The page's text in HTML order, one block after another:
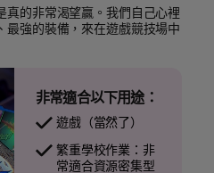
真的非常渴望贏。我們自己心裡
最強的裝備，來在遊戲競技場中
非常適合以下用途：
遊戲（當然了）
繁重學校作業：非
常適合資源密集型